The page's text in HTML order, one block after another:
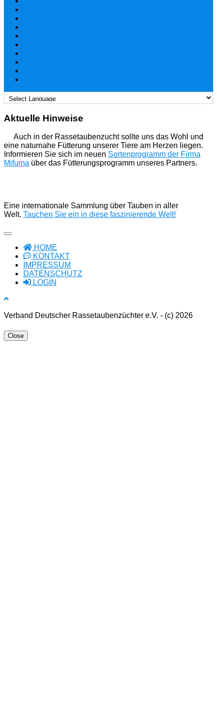
Aktuelle Hinweise
Auch in der Rassetaubenzucht sollte uns das Wohl und
eine naturnahe Fütterung unserer Tiere am Herzen liegen.
Informieren Sie sich im neuen Sortenprogramm der Firma
Mifuma über das Fütterungsprogramm unseres Partners.
Eine internationale Sammlung über Tauben in aller
Welt. Tauchen Sie ein in diese faszinierende Welt!
HOME
KONTAKT
IMPRESSUM
DATENSCHUTZ
LOGIN
Verband Deutscher Rassetaubenzüchter e.V. - (c) 2026
Close